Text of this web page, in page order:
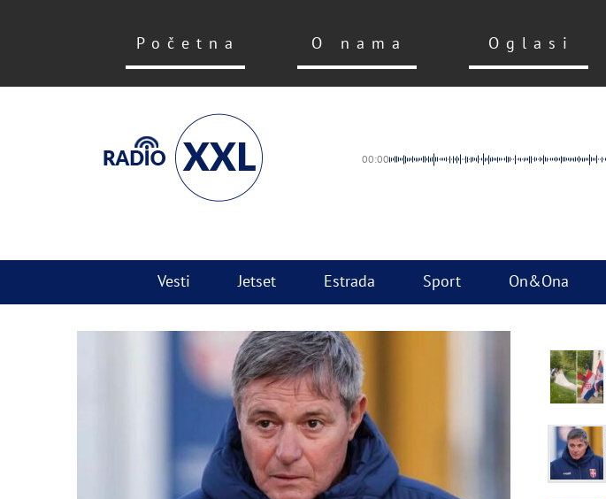
Početna O nama Oglasi
00:00
Vesti Jetset Estrada Sport On&Ona